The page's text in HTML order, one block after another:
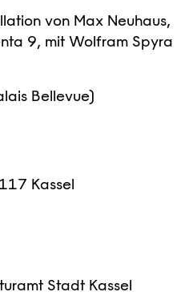
von Max Neuhaus,
9, mit Wolfram Spyra
Bellevue)
Kassel
Stadt Kassel